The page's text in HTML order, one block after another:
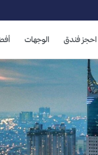
احجز فندق الوجهات